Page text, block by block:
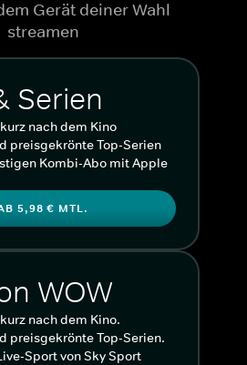
Gerät deiner Wahl
streamen
Serien
nach dem Kino
preisgekrönte Top-Serien
Kombi-Abo mit Apple
5,98 € MTL.
WOW
nach dem Kino.
preisgekrönte Top-Serien.
Sport von Sky Sport